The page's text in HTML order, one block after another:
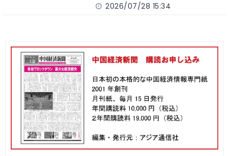
2026/07/28 15:34